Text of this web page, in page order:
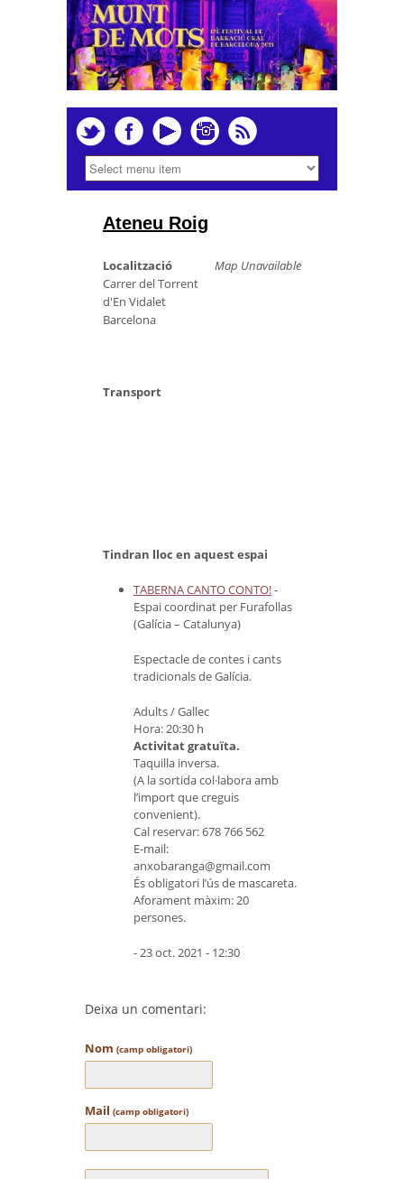
Ateneu Roig
Map Unavailable
Localització
Carrer del Torrent
d'En Vidalet
Barcelona
Transport
Tindran lloc en aquest espai
TABERNA CANTO CONTO!-
Espai coordinat per Furafollas
(Galícia – Catalunya)
Espectacle de contes i cants
tradicionals de Galícia.
Adults / Gallec
Hora: 20:30 h
Activitat gratuïta.
Taquilla inversa.
(A la sortida col·labora amb
l’import que creguis
convenient).
Cal reservar: 678 766 562
E-mail:
anxobaranga@gmail.com
És obligatori l’ús de mascareta.
Aforament màxim: 20
persones.
- 23 oct. 2021 - 12:30
Deixa un comentari:
Nom (camp obligatori)
Mail (camp obligatori)